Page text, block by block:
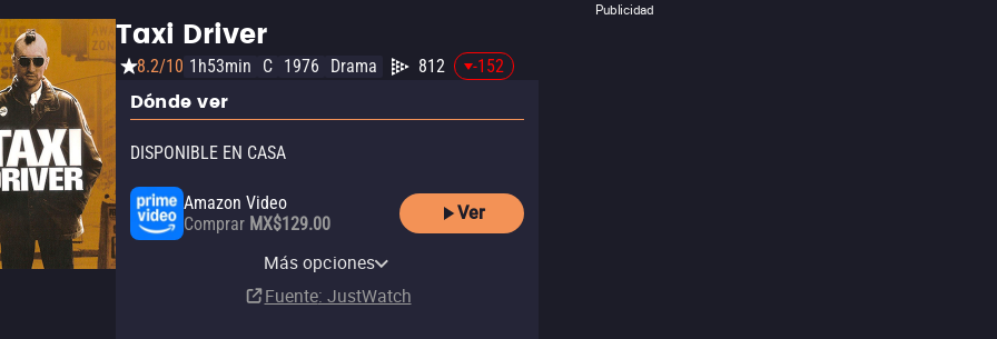
Publicidad
Taxi Driver
8.2/10 1h53min C 1976 Drama 812 -152
Dónde ver
DISPONIBLE EN CASA
Amazon Video
Comprar MX$129.00
Ver
Apple TV Store
MX$129.00
YouTube
Claro video
MX$99.00
HBO Max
Suscripción
HBO Max Amazon Channel
SuscripciónMás opciones
Fuente: JustWatch